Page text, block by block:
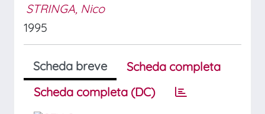
STRINGA, Nico
1995
Scheda breve
Scheda completa
Scheda completa (DC)